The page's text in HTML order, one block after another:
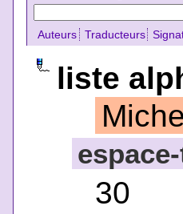
Auteurs Traducteurs
liste
30